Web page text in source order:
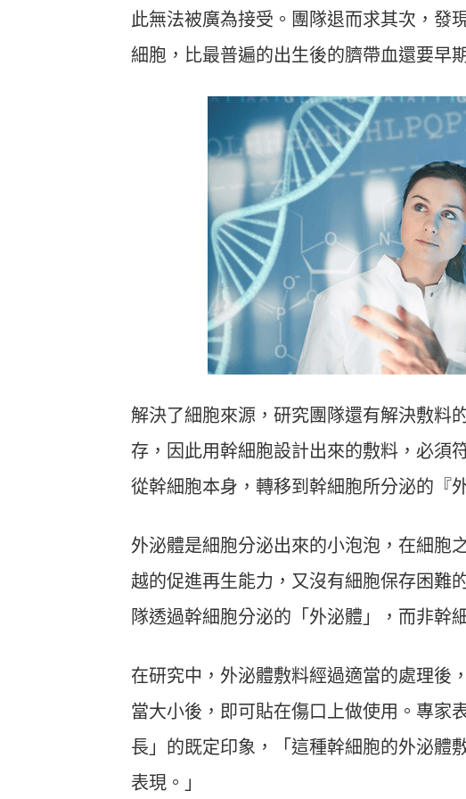
此無法被廣為接受。團隊退而求其次，發
細胞，比最普遍的出生後的臍帶血還要早
解決了細胞來源，研究團隊還有解決敷料
存，因此用幹細胞設計出來的敷料，必須
從幹細胞本身，轉移到幹細胞所分泌的『
外泌體是細胞分泌出來的小泡泡，在細胞
越的促進再生能力，又沒有細胞保存困難
隊透過幹細胞分泌的「外泌體」，而非幹
在研究中，外泌體敷料經過適當的處理後
當大小後，即可貼在傷口上做使用。專家
長」的既定印象，「這種幹細胞的外泌體
表現。」